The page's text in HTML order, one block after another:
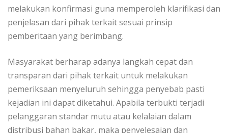
melakukan konfirmasi guna memperoleh klarifikasi dan
penjelasan dari pihak terkait sesuai prinsip
pemberitaan yang berimbang.
Masyarakat berharap adanya langkah cepat dan
transparan dari pihak terkait untuk melakukan
pemeriksaan menyeluruh sehingga penyebab pasti
kejadian ini dapat diketahui. Apabila terbukti terjadi
pelanggaran standar mutu atau kelalaian dalam
distribusi bahan bakar, maka penyelesaian dan